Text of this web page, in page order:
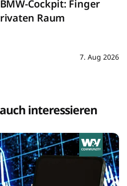
Cockpit: Finger
Raum
7. Aug 2026
interessieren